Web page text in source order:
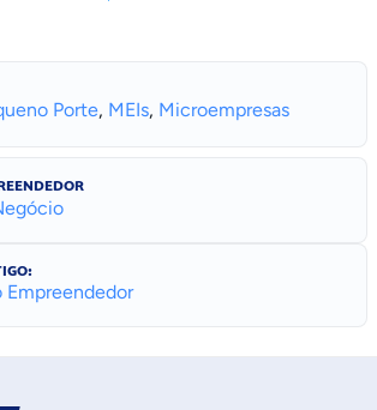
Porte, MEIs, Microempresas